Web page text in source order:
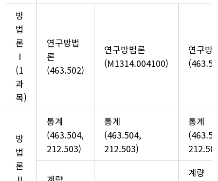
방
법
론
Ⅰ
(1
과
목)
연구방법
론
(463.502)
연구방법론
(M1314.004100)
연구방
방
법
론
통계
(463.504,
212.503)
통계
(463.504,
212.503)
통계
계량